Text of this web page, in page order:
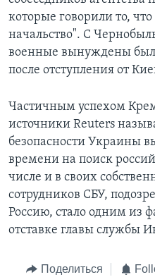
которые говорили то,
начальство". С
военные вынуждены
после отступления от
Частичным успехом
источники Reuters
безопасности Украины
времени на поиск
числе и в своих
сотрудников СБУ,
Россию, стало одним из
отставке главы службы
Поделиться